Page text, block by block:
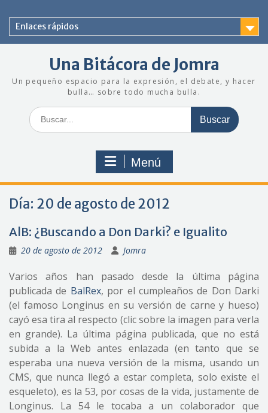
contenido
Enlaces rápidos
Una Bitácora de Jomra
Un pequeño espacio para la expresión, el debate, y hacer
bulla… sobre todo mucha bulla.
Buscar:
Menú
Día: 20 de agosto de 2012
AlB: ¿Buscando a Don Darki? e Igualito
20 de agosto de 2012 Jomra
Varios años han pasado desde la última página
publicada de BalRex, por el cumpleaños de Don Darki
(el famoso Longinus en su versión de carne y hueso)
cayó esa tira al respecto (clic sobre la imagen para verla
en grande). La última página publicada, que no está
subida a la Web antes enlazada (en tanto que se
esperaba una nueva versión de la misma, usando un
CMS, que nunca llegó a estar completa, solo existe el
esqueleto), es la 53, por cosas de la vida, justamente de
Longinus. La 54 le tocaba a un colaborador que